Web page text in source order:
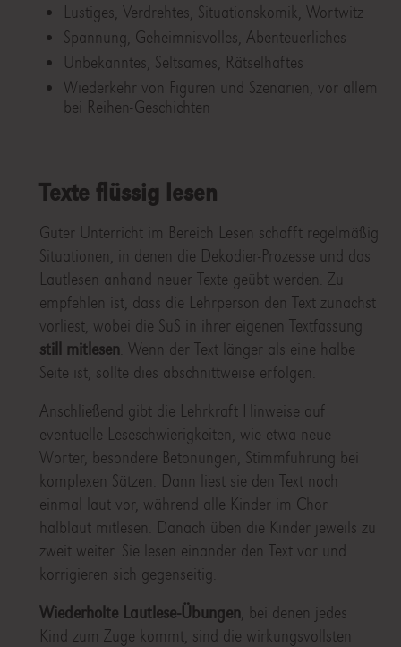
Lustiges, Verdrehtes, Situationskomik, Wortwitz
Spannung, Geheimnisvolles, Abenteuerliches
Unbekanntes, Seltsames, Rätselhaftes
Wiederkehr von Figuren und Szenarien, vor allem
bei Reihen-Geschichten
Texte flüssig lesen
Guter Unterricht im Bereich Lesen schafft regelmäßig
Situationen, in denen die Dekodier-Prozesse und das
Lautlesen anhand neuer Texte geübt werden. Zu
empfehlen ist, dass die Lehrperson den Text zunächst
vorliest, wobei die SuS in ihrer eigenen Textfassung
still mitlesen . Wenn der Text länger als eine halbe
Seite ist, sollte dies abschnittweise erfolgen.
Anschließend gibt die Lehrkraft Hinweise auf
eventuelle Leseschwierigkeiten, wie etwa neue
Wörter, besondere Betonungen, Stimmführung bei
komplexen Sätzen. Dann liest sie den Text noch
einmal laut vor, während alle Kinder im Chor
halblaut mitlesen. Danach üben die Kinder jeweils zu
zweit weiter. Sie lesen einander den Text vor und
korrigieren sich gegenseitig.
Wiederholte Lautlese-Übungen , bei denen jedes
Kind zum Zuge kommt, sind die wirkungsvollsten